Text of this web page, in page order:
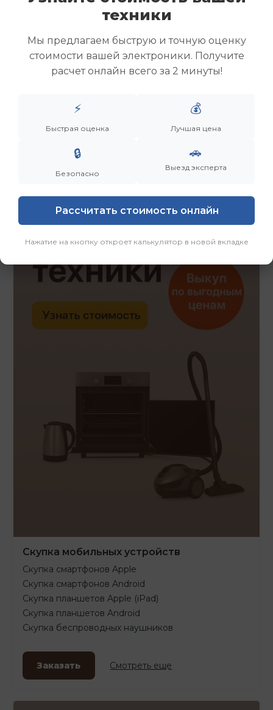
Скупка ноутбуков
Скупка ультрабуков
Скупка игровых ноутбуков
Скупка рабочих ноутбуков
Скупка старых ноутбуков (б/у)
Заказать Смотреть еще
Скупка мобильных устройств
Скупка смартфонов Apple
Скупка смартфонов Android
Скупка планшетов Apple (iPad)
Скупка планшетов Android
Скупка беспроводных наушников
Заказать Смотреть еще
техники
Мы предлагаем быструю и точную оценку
стоимости вашей электроники. Получите
расчет онлайн всего за 2 минуты!
⚡
Быстрая оценка
💰
Лучшая цена
🔒
Безопасно
🚗
Выезд эксперта
Рассчитать стоимость онлайн
Нажатие на кнопку откроет калькулятор в новой вкладке